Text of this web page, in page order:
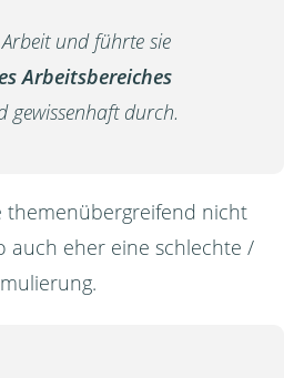
und führte sie
Arbeitsbereiches
gewissenhaft durch.
themenübergreifend nicht
auch eher eine schlechte /